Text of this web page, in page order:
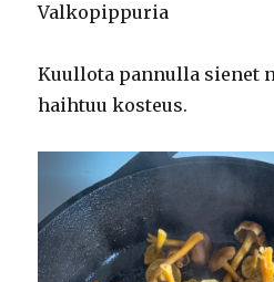
Valkopippuria
Kuullota pannulla sienet
haihtuu kosteus.